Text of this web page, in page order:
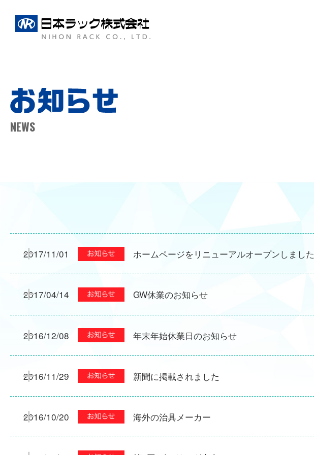
NEWS
2017/11/01 ホームページをリニューアルオープンしました
2017/04/14 GW休業のお知らせ
2016/12/08 年末年始休業日のお知らせ
2016/11/29 新聞に掲載されました
2016/10/20 海外の治具メーカー